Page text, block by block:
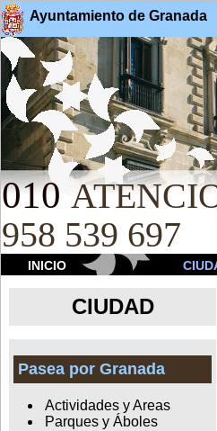
Ayuntamiento de Granada
010
958 539 697
INICIO
CIUDAD
Pasea por Granada
Actividades y Areas
Parques y Áboles